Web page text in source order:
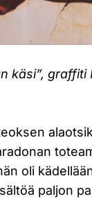
käsi”, graffiti
oli
paljon